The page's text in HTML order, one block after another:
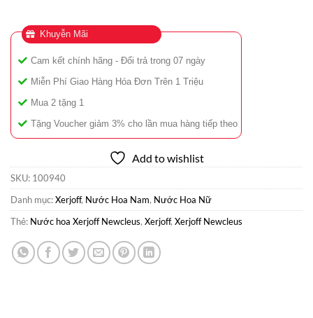
Khuyễn Mãi
Cam kết chính hãng - Đổi trả trong 07 ngày
Miễn Phí Giao Hàng Hóa Đơn Trên 1 Triệu
Mua 2 tặng 1
Tặng Voucher giảm 3% cho lần mua hàng tiếp theo
Add to wishlist
SKU: 100940
Danh mục:Xerjoff, Nước Hoa Nam, Nước Hoa Nữ
Thẻ: Nước hoa Xerjoff Newcleus, Xerjoff, Xerjoff Newcleus